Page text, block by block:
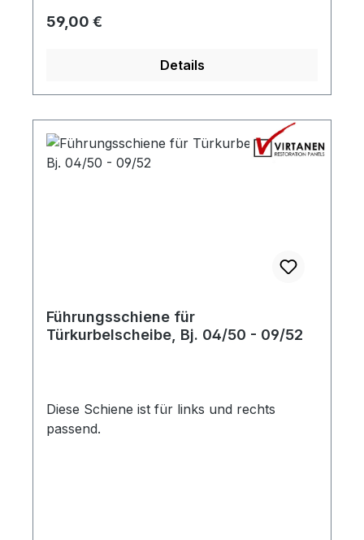
Fensterführung.
Regulärer Preis:
59,00 €
Details
Führungsschiene für
Türkurbelscheibe, Bj. 04/50 - 09/52
Diese Schiene ist für links und rechts
passend.